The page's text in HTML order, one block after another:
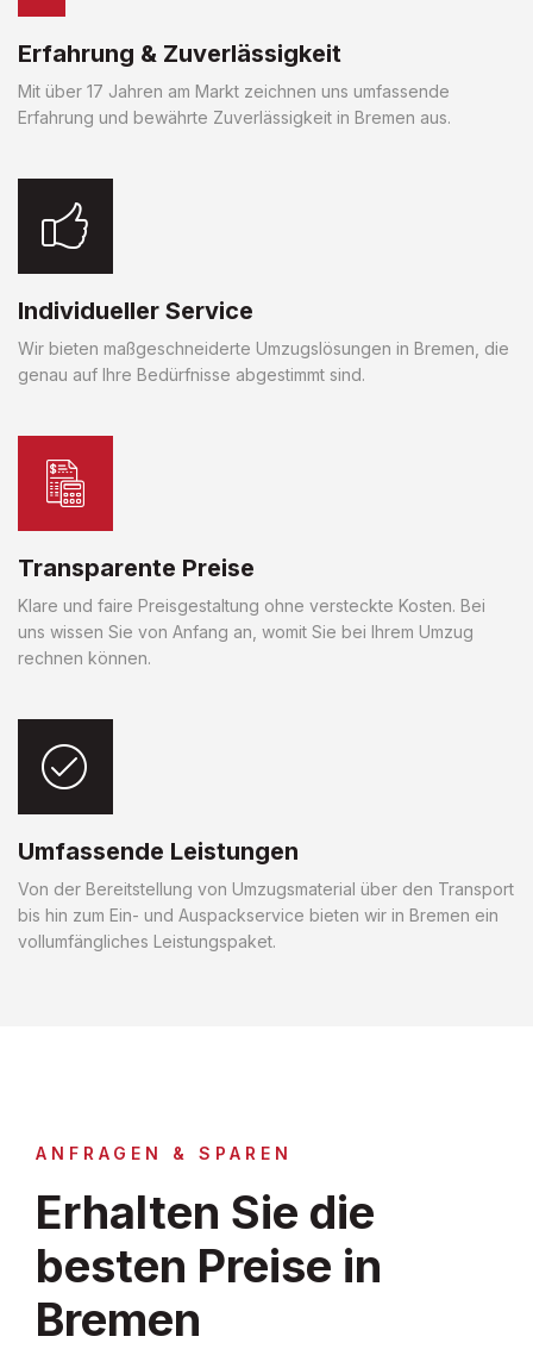
Erfahrung & Zuverlässigkeit
Mit über 17 Jahren am Markt zeichnen uns umfassende
Erfahrung und bewährte Zuverlässigkeit in Bremen aus.
Individueller Service
Wir bieten maßgeschneiderte Umzugslösungen in Bremen, die
genau auf Ihre Bedürfnisse abgestimmt sind.
Transparente Preise
Klare und faire Preisgestaltung ohne versteckte Kosten. Bei
uns wissen Sie von Anfang an, womit Sie bei Ihrem Umzug
rechnen können.
Umfassende Leistungen
Von der Bereitstellung von Umzugsmaterial über den Transport
bis hin zum Ein- und Auspackservice bieten wir in Bremen ein
vollumfängliches Leistungspaket.
ANFRAGEN & SPAREN
Erhalten Sie die
besten Preise in
Bremen